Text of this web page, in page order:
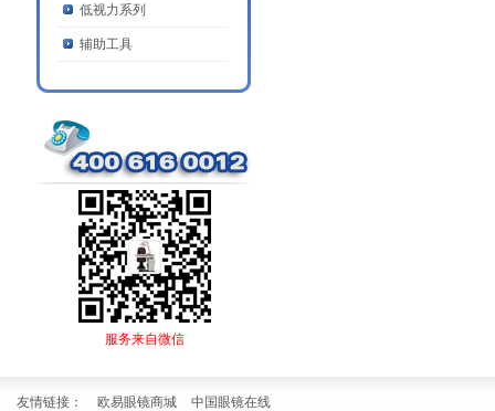
低视力系列
辅助工具
服务来自微信
友情链接： 欧易眼镜商城 中国眼镜在线